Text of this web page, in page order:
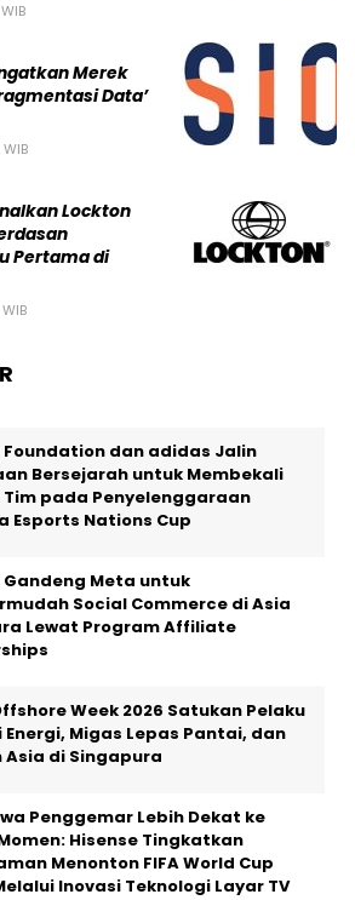
Merek
Data’
Lockton
Pertama di
Foundation dan adidas Jalin
Bersejarah untuk Membekali
Tim pada Penyelenggaraan
Esports Nations Cup
Meta untuk
Social Commerce di Asia
Lewat Program Affiliate
Week 2026 Satukan Pelaku
Migas Lepas Pantai, dan
Asia di Singapura
Penggemar Lebih Dekat ke
Hisense Tingkatkan
Menonton FIFA World Cup
Inovasi Teknologi Layar TV